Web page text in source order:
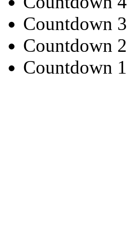
Countdown 3
Countdown 2
Countdown 1